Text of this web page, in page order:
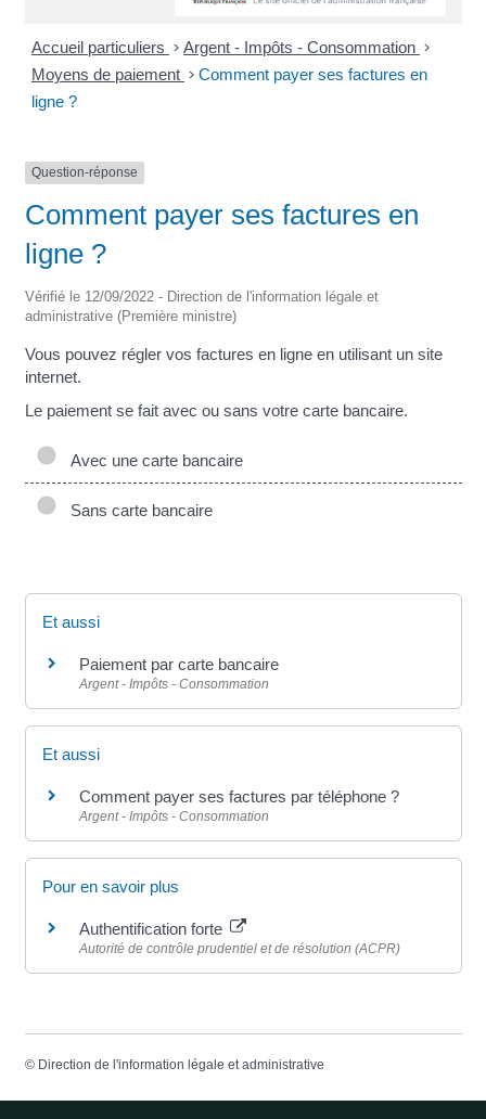
Accueil particuliers > Argent - Impôts - Consommation >
Moyens de paiement > Comment payer ses factures en
ligne ?
Question-réponse
Comment payer ses factures en
ligne ?
Vérifié le 12/09/2022 - Direction de l'information légale et
administrative (Première ministre)
Vous pouvez régler vos factures en ligne en utilisant un site
internet.
Le paiement se fait avec ou sans votre carte bancaire.
Avec une carte bancaire
Sans carte bancaire
Et aussi
Paiement par carte bancaire
Argent - Impôts - Consommation
Et aussi
Comment payer ses factures par téléphone ?
Argent - Impôts - Consommation
Pour en savoir plus
Authentification forte
Autorité de contrôle prudentiel et de résolution (ACPR)
© Direction de l'information légale et administrative